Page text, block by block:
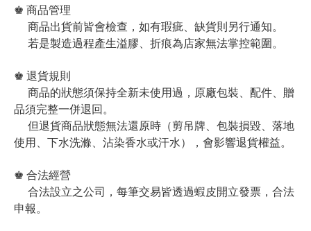
♚ 商品管理
商品出貨前皆會檢查，如有瑕疵、缺貨則另行通知。
若是製造過程產生溢膠、折痕為店家無法掌控範圍。
♚ 退貨規則
商品的狀態須保持全新未使用過，原廠包裝、配件、贈
品須完整一併退回。
但退貨商品狀態無法還原時（剪吊牌、包裝損毀、落地
使用、下水洗滌、沾染香水或汗水），會影響退貨權益。
♚ 合法經營
合法設立之公司，每筆交易皆透過蝦皮開立發票，合法
申報。